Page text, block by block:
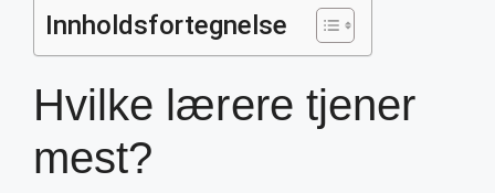
Innholdsfortegnelse
Hvilke lærere tjener
mest?